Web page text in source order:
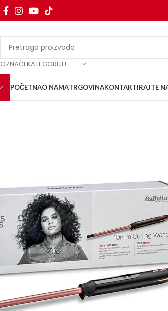
OZNAČI KATEGORIJU
POČETNAO NAMATRGOVINAKONTAKTIRAJTE